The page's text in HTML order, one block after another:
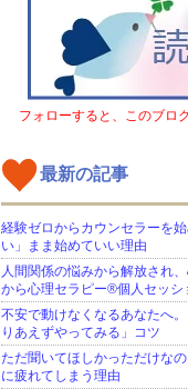
フォローすると、このブロ
最新の記事
経験ゼロからカウンセラーを
い」まま始めていい理由
人間関係の悩みから解放され
から心理セラピー®個人セッシ
不安で動けなくなるあなたへ
りあえずやってみる」コツ
ただ聞いてほしかっただけな
に疲れてしまう理由